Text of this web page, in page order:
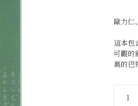
歐力仁
這本包
可觀的
裏的巴